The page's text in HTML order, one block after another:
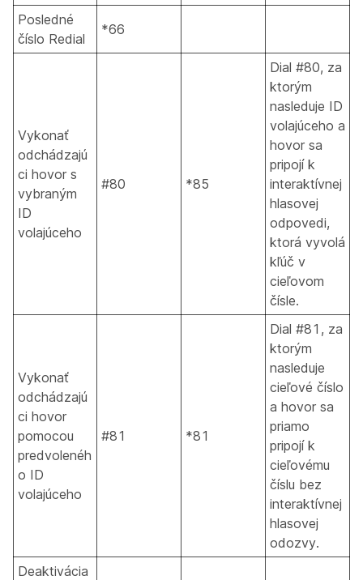
Posledné
číslo Redial
*66
Vykonať
odchádzajú
ci hovor s
vybraným
ID
volajúceho
#80 *85
Dial #80, za
ktorým
nasleduje ID
volajúceho a
hovor sa
pripojí k
interaktívnej
hlasovej
odpovedi,
ktorá vyvolá
kľúč v
cieľovom
čísle.
Vykonať
odchádzajú
ci hovor
pomocou
predvolenéh
o ID
volajúceho
#81 *81
Dial #81, za
ktorým
nasleduje
cieľové číslo
a hovor sa
priamo
pripojí k
cieľovému
číslu bez
interaktívnej
hlasovej
odozvy.
Deaktivácia